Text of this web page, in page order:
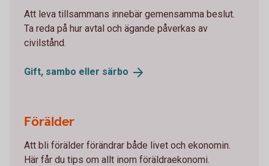
Att leva tillsammans innebär gemensamma beslut.
Ta reda på hur avtal och ägande påverkas av
civilstånd.
Gift, sambo eller särbo
Förälder
Att bli förälder förändrar både livet och ekonomin.
Här får du tips om allt inom föräldraekonomi.